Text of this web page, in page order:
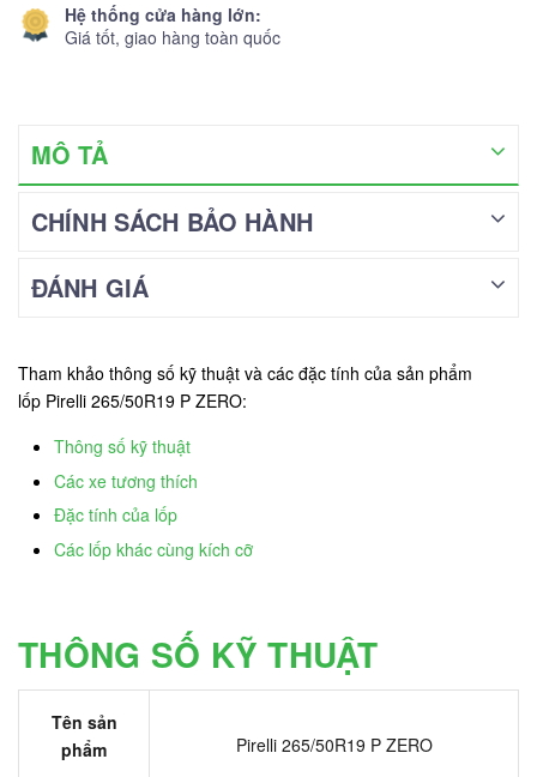
Hệ thống cửa hàng lớn:
Giá tốt, giao hàng toàn quốc
MÔ TẢ
CHÍNH SÁCH BẢO HÀNH
ĐÁNH GIÁ
Tham khảo thông số kỹ thuật và các đặc tính của sản phẩm
lốp Pirelli 265/50R19 P ZERO:
Thông số kỹ thuật
Các xe tương thích
Đặc tính của lốp
Các lốp khác cùng kích cỡ
THÔNG SỐ KỸ THUẬT
Tên sản
phẩm
Pirelli 265/50R19 P ZERO